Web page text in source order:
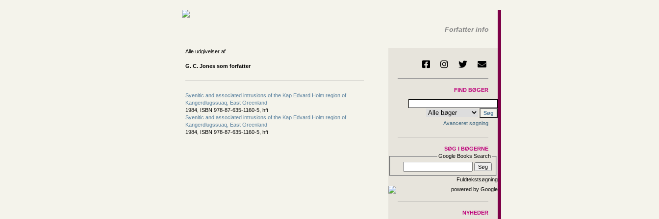
Forfatter info
Alle udgivelser af
G. C. Jones som forfatter
Syenitic and associated intrusions of the Kap Edvard Holm region of
Kangerdlugssuaq, East Greenland
1984, ISBN 978-87-635-1160-5, hft
Syenitic and associated intrusions of the Kap Edvard Holm region of
Kangerdlugssuaq, East Greenland
1984, ISBN 978-87-635-1160-5, hft
FIND BØGER
Avanceret søgning
SØG I BØGERNE
Google Books Search
Fuldtekstsøgning
NYHEDER